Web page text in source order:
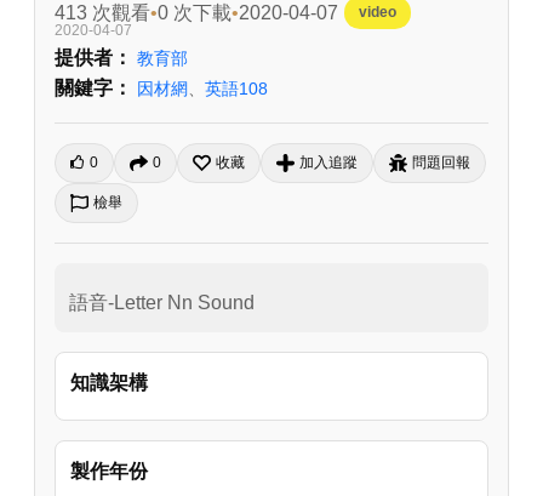
413 次觀看 0 次下載 2020-04-07
video
2020-04-07
提供者： 教育部
關鍵字： 因材網 英語108
0 0 收藏 加入追蹤 問題回報
檢舉
語音-Letter Nn Sound
知識架構
製作年份